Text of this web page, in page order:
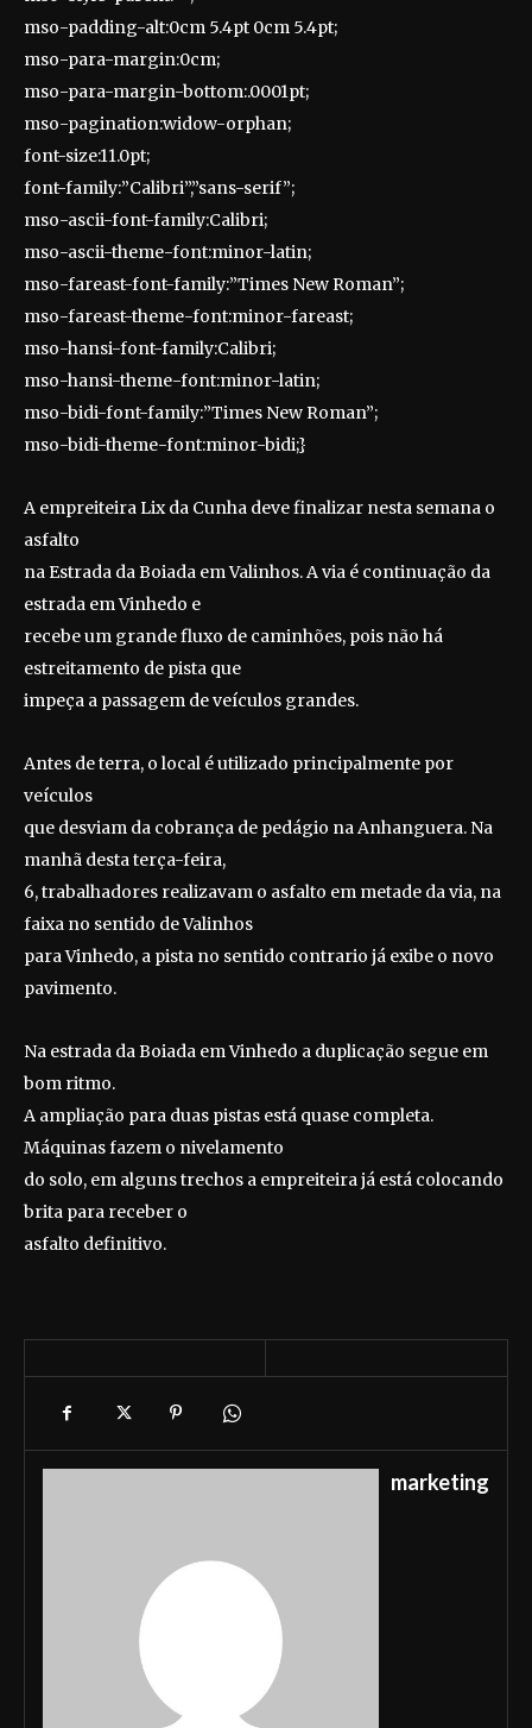
mso-padding-alt:0cm 5.4pt 0cm 5.4pt;
mso-para-margin:0cm;
mso-para-margin-bottom:.0001pt;
mso-pagination:widow-orphan;
font-size:11.0pt;
font-family:”Calibri”,”sans-serif”;
mso-ascii-font-family:Calibri;
mso-ascii-theme-font:minor-latin;
mso-fareast-font-family:”Times New Roman”;
mso-fareast-theme-font:minor-fareast;
mso-hansi-font-family:Calibri;
mso-hansi-theme-font:minor-latin;
mso-bidi-font-family:”Times New Roman”;
mso-bidi-theme-font:minor-bidi;}
A empreiteira Lix da Cunha deve finalizar nesta semana o
asfalto
na Estrada da Boiada em Valinhos. A via é continuação da
estrada em Vinhedo e
recebe um grande fluxo de caminhões, pois não há
estreitamento de pista que
impeça a passagem de veículos grandes.
Antes de terra, o local é utilizado principalmente por
veículos
que desviam da cobrança de pedágio na Anhanguera. Na
manhã desta terça-feira,
6, trabalhadores realizavam o asfalto em metade da via, na
faixa no sentido de Valinhos
para Vinhedo, a pista no sentido contrario já exibe o novo
pavimento.
Na estrada da Boiada em Vinhedo a duplicação segue em
bom ritmo.
A ampliação para duas pistas está quase completa.
Máquinas fazem o nivelamento
do solo, em alguns trechos a empreiteira já está colocando
brita para receber o
asfalto definitivo.
marketing